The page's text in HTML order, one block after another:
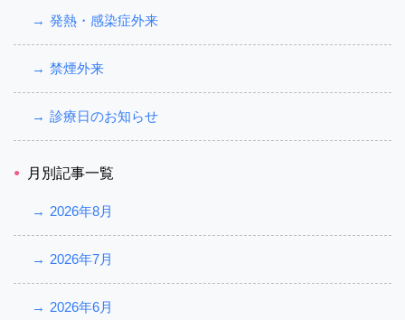
発熱・感染症外来
禁煙外来
診療日のお知らせ
月別記事一覧
2026年8月
2026年7月
2026年6月